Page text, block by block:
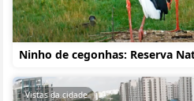
Ninho de cegonhas: Reserva
Vistas da cidade